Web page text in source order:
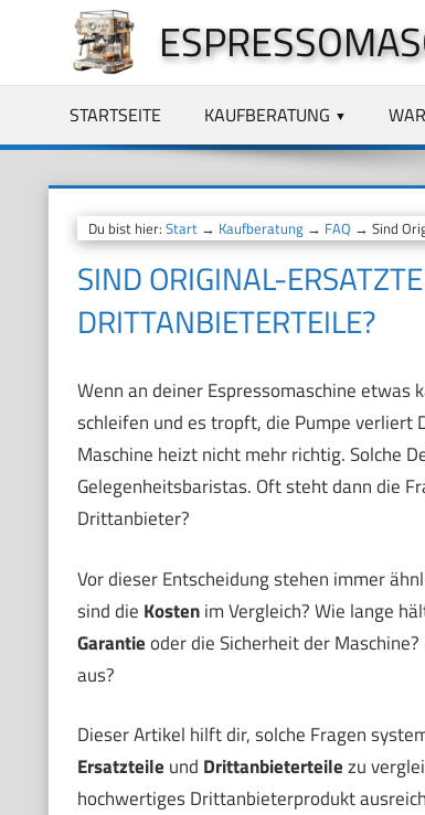
springen
STARTSEITE KAUFBERATUNG
Du bist hier: Start→ Kaufberatung→ FAQ → Sind
SIND ORIGINAL-
DRITTANBIETERTEILE?
Wenn an deiner Espressomaschine etwas
schleifen und es tropft, die Pumpe verliert
Maschine heizt nicht mehr richtig. Solche
Gelegenheitsbaristas. Oft steht dann die
Drittanbieter?
Vor dieser Entscheidung stehen immer
sind die Kostenim Vergleich? Wie lange
Garantieoder die Sicherheit der
aus?
Dieser Artikel hilft dir, solche Fragen
Ersatzteile und Drittanbieterteilezu
hochwertiges Drittanbieterprodukt